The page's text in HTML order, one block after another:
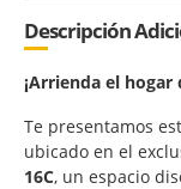
Descripción
¡Arrienda el hogar
Te presentamos
ubicado en el
16C, un espacio